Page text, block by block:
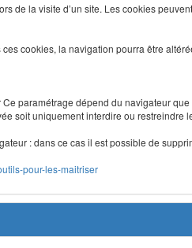
de la visite d’un site. Les cookies
cookies, la navigation pourra être
paramétrage dépend du navigateur que
soit uniquement interdire ou restreindre
: dans ce cas il est possible de
pour-les-maitriser